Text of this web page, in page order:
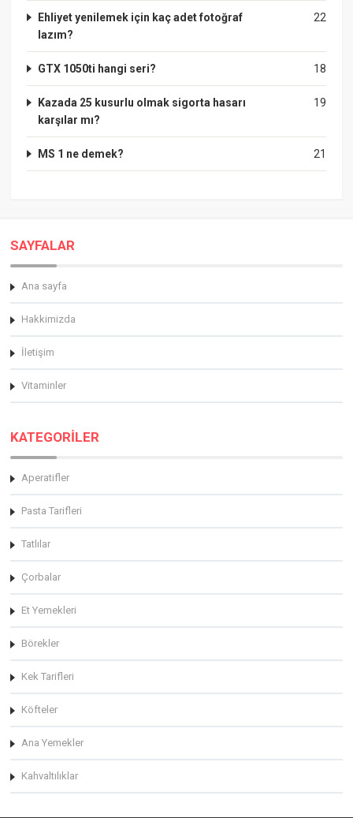
22
Ehliyet yenilemek için kaç adet fotoğraf
lazım?
18
GTX 1050ti hangi seri?
19
Kazada 25 kusurlu olmak sigorta hasarı
karşılar mı?
21
MS 1 ne demek?
SAYFALAR
Ana sayfa
Hakkimizda
İletişim
Vitaminler
KATEGORİLER
Aperatifler
Pasta Tarifleri
Tatlılar
Çorbalar
Et Yemekleri
Börekler
Kek Tarifleri
Köfteler
Ana Yemekler
Kahvaltılıklar